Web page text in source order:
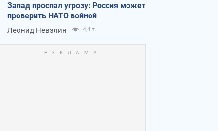
Запад проспал угрозу: Россия может
проверить НАТО войной
Леонид Невзлин 4,4 т.